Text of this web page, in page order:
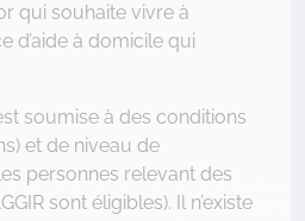
qui souhaite vivre à
d’aide à domicile qui
soumise à des conditions
et de niveau de
personnes relevant des
sont éligibles). Il n’existe